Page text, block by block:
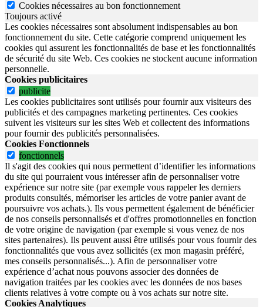
Cookies nécessaires au bon fonctionnement
Toujours activé
Les cookies nécessaires sont absolument indispensables au bon
fonctionnement du site. Cette catégorie comprend uniquement les
cookies qui assurent les fonctionnalités de base et les fonctionnalités
de sécurité du site Web. Ces cookies ne stockent aucune information
personnelle.
Cookies publicitaires
publicite
Les cookies publicitaires sont utilisés pour fournir aux visiteurs des
publicités et des campagnes marketing pertinentes. Ces cookies
suivent les visiteurs sur les sites Web et collectent des informations
pour fournir des publicités personnalisées.
Cookies Fonctionnels
fonctionnels
Il s'agit des cookies qui nous permettent d’identifier les informations
du site qui pourraient vous intéresser afin de personnaliser votre
expérience sur notre site (par exemple vous rappeler les derniers
produits consultés, mémoriser les articles de votre panier avant de
poursuivre vos achats.). Ils vous permettent également de bénéficier
de nos conseils personnalisés et d'offres promotionnelles en fonction
de votre origine de navigation (par exemple si vous venez de nos
sites partenaires). Ils peuvent aussi être utilisés pour vous fournir des
fonctionnalités que vous avez sollicités (ex mon magasin préféré,
mes conseils personnalisés...). Afin de personnaliser votre
expérience d’achat nous pouvons associer des données de
navigation traitées par les cookies avec les données de nos bases
clients relatives à votre compte ou à vos achats sur notre site.
Cookies Analytiques